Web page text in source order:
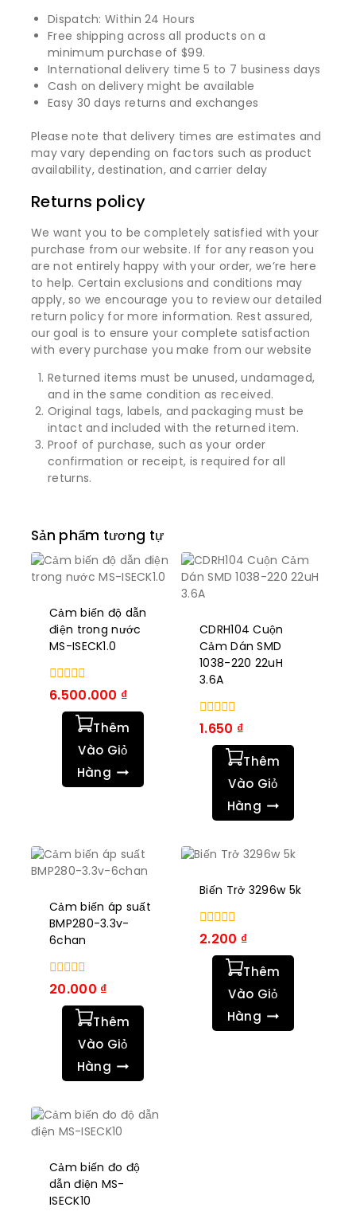
Dispatch: Within 24 Hours
Free shipping across all products on a
minimum purchase of $99.
International delivery time 5 to 7 business days
Cash on delivery might be available
Easy 30 days returns and exchanges
Please note that delivery times are estimates and
may vary depending on factors such as product
availability, destination, and carrier delay
Returns policy
We want you to be completely satisfied with your
purchase from our website. If for any reason you
are not entirely happy with your order, we’re here
to help. Certain exclusions and conditions may
apply, so we encourage you to review our detailed
return policy for more information. Rest assured,
our goal is to ensure your complete satisfaction
with every purchase you make from our website
Returned items must be unused, undamaged,
and in the same condition as received.
Original tags, labels, and packaging must be
intact and included with the returned item.
Proof of purchase, such as your order
confirmation or receipt, is required for all
returns.
Sản phẩm tương tự
Cảm biến độ dẫn
điện trong nước
MS-ISECK1.0
0
trong
6.500.000 ₫
Thêm
Vào Giỏ
Hàng
CDRH104 Cuộn
Cảm Dán SMD
1038-220 22uH
3.6A
0
trong
1.650 ₫
Thêm
Vào Giỏ
Hàng
Cảm biến áp suất
BMP280-3.3v-
6chan
0
trong
20.000 ₫
Thêm
Vào Giỏ
Hàng
Biến Trở 3296w 5k
0
trong
2.200 ₫
Thêm
Vào Giỏ
Hàng
Cảm biến đo độ
dẫn điện MS-
ISECK10